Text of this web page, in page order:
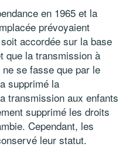
en 1965 et la
prévoyaient
accordée sur la base
que la transmission à
se fasse que par le
supprimé la
transmission aux enfants
supprimé les droits
Cependant, les
leur statut.